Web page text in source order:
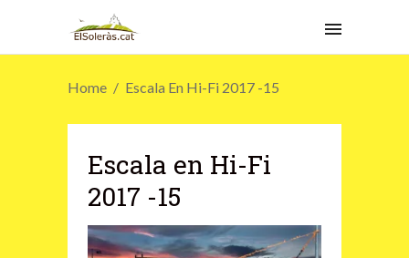
Home Escala En Hi-Fi 2017 -15
Escala en Hi-Fi
2017 -15